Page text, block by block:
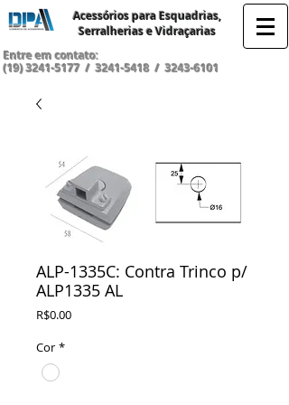
Acessórios para Esquadrias,
Serralherias e Vidraçarias
Entre em contato:
(19) 3241-5177 /3241-5418 /3243-6101
ALP-1335C: Contra Trinco p/
ALP1335 AL
R$0.00Preço
Cor *